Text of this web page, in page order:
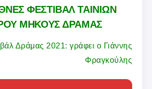
ΦΕΣΤΙΒΑΛ ΤΑΙΝΙΩΝ
ΜΗΚΟΥΣ ΔΡΑΜΑΣ
Δράμας 2021: γράφει ο Γιάννης
Φραγκούλης